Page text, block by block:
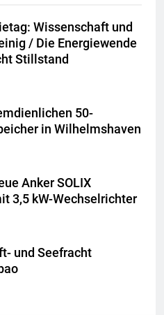
Wissenschaft und
/ Die Energiewende
Stillstand
50-
in Wilhelmshaven
Anker SOLIX
3,5 kW-Wechselrichter
und Seefracht